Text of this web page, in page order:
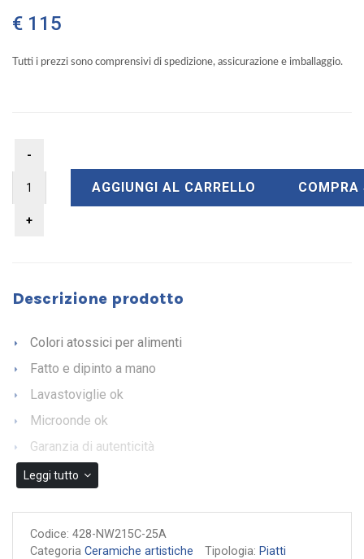
€ 115
Tutti i prezzi sono comprensivi di spedizione, assicurazione e imballaggio.
AGGIUNGI AL CARRELLO COMPRA
Descrizione prodotto
Colori atossici per alimenti
Fatto e dipinto a mano
Lavastoviglie ok
Microonde ok
Garanzia di autenticità
Leggi tutto
Codice: 428-NW215C-25A
Categoria Ceramiche artistiche Tipologia: Piatti